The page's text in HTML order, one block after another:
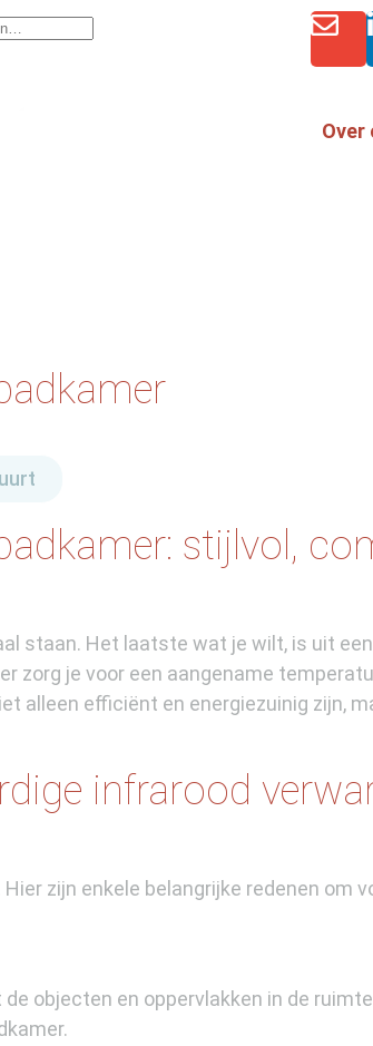
Over
stijlvol,
staan. Het laatste wat je wilt, is uit
zorg je voor een aangename
alleen efficiënt en energiezuinig zijn,
infrarood
zijn enkele belangrijke redenen om
objecten en oppervlakken in de